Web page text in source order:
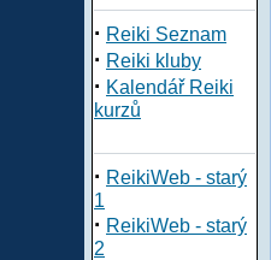
· Reiki Seznam
· Reiki kluby
· Kalendář Reiki
kurzů
· ReikiWeb - starý
1
· ReikiWeb - starý
2